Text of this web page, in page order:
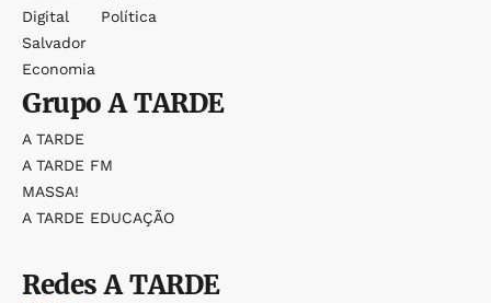
Digital
Salvador
Economia
Política
GrupoA TARDE
A TARDE
A TARDE FM
MASSA!
A TARDE EDUCAÇÃO
RedesA TARDE